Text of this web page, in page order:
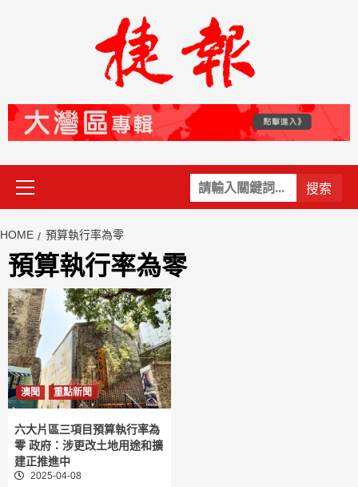
關
鍵
Primary
Menu
HOME 預算執行率為零
預算執行率為零
澳聞 重點新聞
六大片區三項目預算執行率為
零 政府：涉更改土地用途和擴
建正推進中
2025-04-08